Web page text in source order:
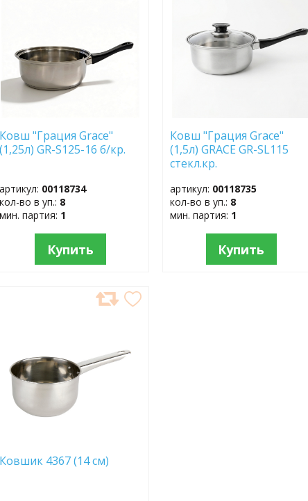
Ковш "Грация Grace"
(1,25л) GR-S125-16 б/кр.
артикул: 00118734
кол-во в уп.: 8
мин. партия: 1
Купить
Ковш "Грация Grace"
(1,5л) GRACE GR-SL115
стекл.кр.
артикул: 00118735
кол-во в уп.: 8
мин. партия: 1
Купить
Ковшик 4367 (14 см)